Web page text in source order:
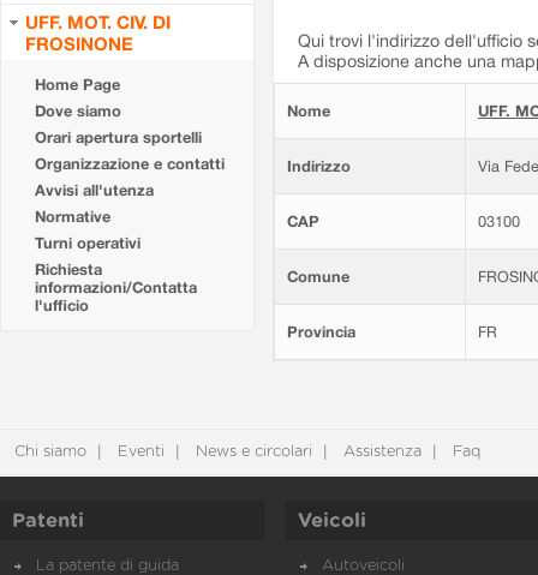
UFF. MOT. CIV. DI
FROSINONE
Home Page
Dove siamo
Orari apertura sportelli
Organizzazione e contatti
Avvisi all'utenza
Normative
Turni operativi
Richiesta
informazioni/Contatta
l'ufficio
Qui trovi l'indirizzo dell'ufficio
A disposizione anche una
Nome UFF.
Indirizzo Via
CAP 03100
Comune
Provincia FR
Chi siamo Eventi News e circolari Assistenza Faq
Patenti
La patente di guida
Veicoli
Autoveicoli